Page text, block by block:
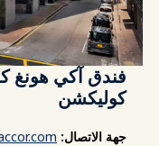
فندق آكي هونغ
كوليكشن
جهة الاتصال: